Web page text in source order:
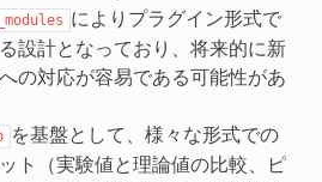
によりプラグイン形式で
設計となっており、将来的に新
の対応が容易である可能性があ
を基盤として、様々な形式での
ト（実験値と理論値の比較、ピ